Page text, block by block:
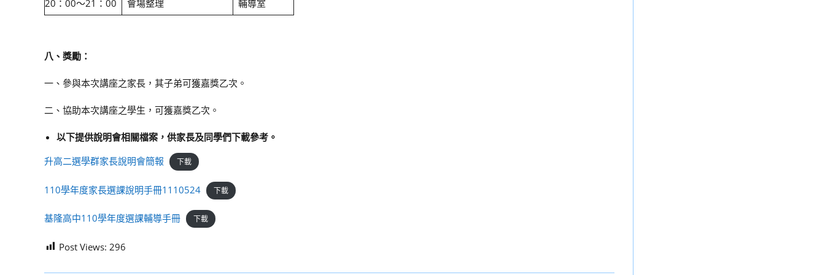
20：00～21：00
會場整理 輔導室
八、獎勵：
一、參與本次講座之家長，其子弟可獲嘉獎乙次。
二、協助本次講座之學生，可獲嘉獎乙次。
以下提供說明會相關檔案，供家長及同學們下載參考。
升高二選學群家長說明會簡報
下載
110學年度家長選課說明手冊1110524 下載
基隆高中110學年度選課輔導手冊 下載
Post Views: 296